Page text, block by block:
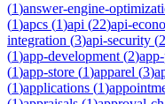
(1)answer-engine-
(1)apcs (1)api (22)api-
integration (3)api-security (2
(1)app-development (2)
(1)app-store (1)apparel (3)
(1)applications (1)